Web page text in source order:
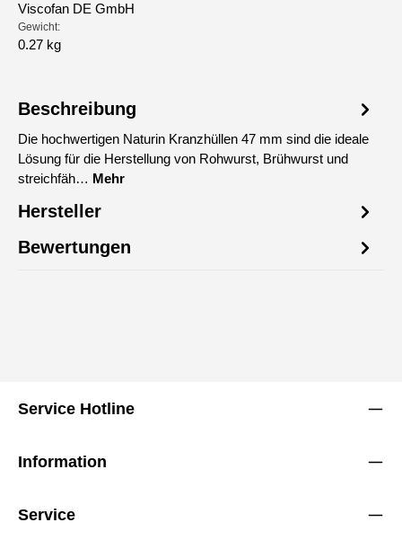
Viscofan DE GmbH
Gewicht:
0.27 kg
Beschreibung
Die hochwertigen Naturin Kranzhüllen 47 mm sind die ideale
Lösung für die Herstellung von Rohwurst, Brühwurst und
streichfäh… Mehr
Hersteller
Bewertungen
Service Hotline
Information
Service